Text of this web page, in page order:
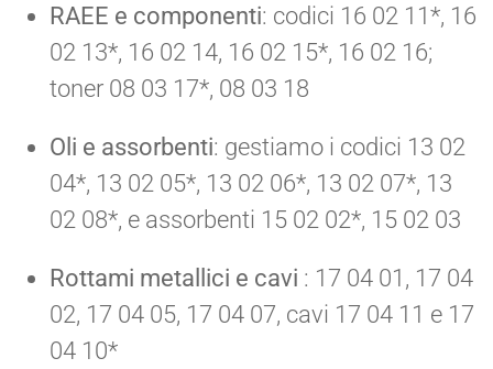
RAEE e componenti: codici 16 02 11*, 16
02 13*, 16 02 14, 16 02 15*, 16 02 16;
toner 08 03 17*, 08 03 18
Oli e assorbenti: gestiamo i codici 13 02
04*, 13 02 05*, 13 02 06*, 13 02 07*, 13
02 08*, e assorbenti 15 02 02*, 15 02 03
Rottami metallici e cavi : 17 04 01, 17 04
02, 17 04 05, 17 04 07, cavi 17 04 11 e 17
04 10*